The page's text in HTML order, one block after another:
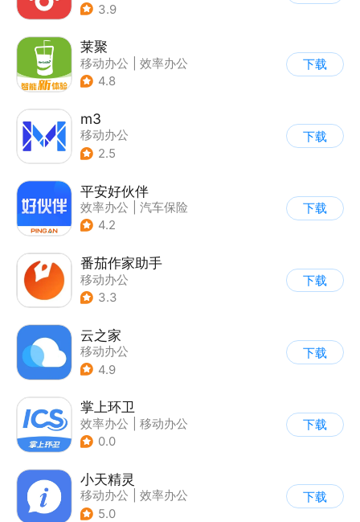
3.9
莱聚
移动办公
效率办公
4.8
下载
m3
移动办公
2.5
下载
平安好伙伴
效率办公
汽车保险
4.2
下载
番茄作家助手
移动办公
3.3
下载
云之家
移动办公
4.9
下载
掌上环卫
效率办公
移动办公
0.0
下载
小天精灵
移动办公
效率办公
5.0
下载